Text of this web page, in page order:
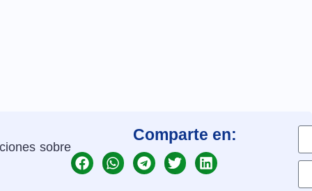
sobre
Comparte en: